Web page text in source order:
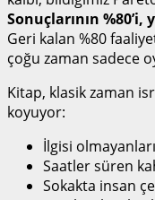
Sonuçlarının %80’i,
Geri kalan %80
çoğu zaman sadece
Kitap, klasik zaman
koyuyor:
İlgisi
Saatler süren
Sokakta insan